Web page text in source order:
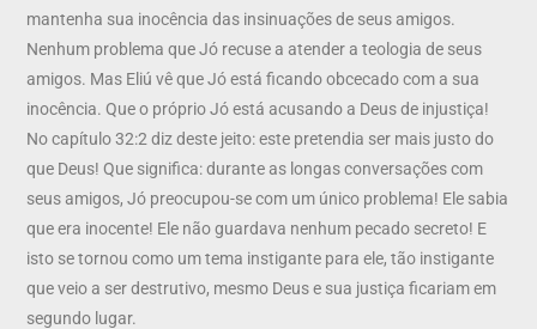
mantenha sua inocência das insinuações de seus amigos.
Nenhum problema que Jó recuse a atender a teologia de seus
amigos. Mas Eliú vê que Jó está ficando obcecado com a sua
inocência. Que o próprio Jó está acusando a Deus de injustiça!
No capítulo 32:2 diz deste jeito: este pretendia ser mais justo do
que Deus! Que significa: durante as longas conversações com
seus amigos, Jó preocupou-se com um único problema! Ele sabia
que era inocente! Ele não guardava nenhum pecado secreto! E
isto se tornou como um tema instigante para ele, tão instigante
que veio a ser destrutivo, mesmo Deus e sua justiça ficariam em
segundo lugar.